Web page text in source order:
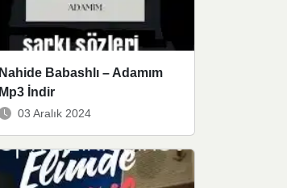
Nahide Babashlı – Adamım
Mp3 İndir
03 Aralık 2024